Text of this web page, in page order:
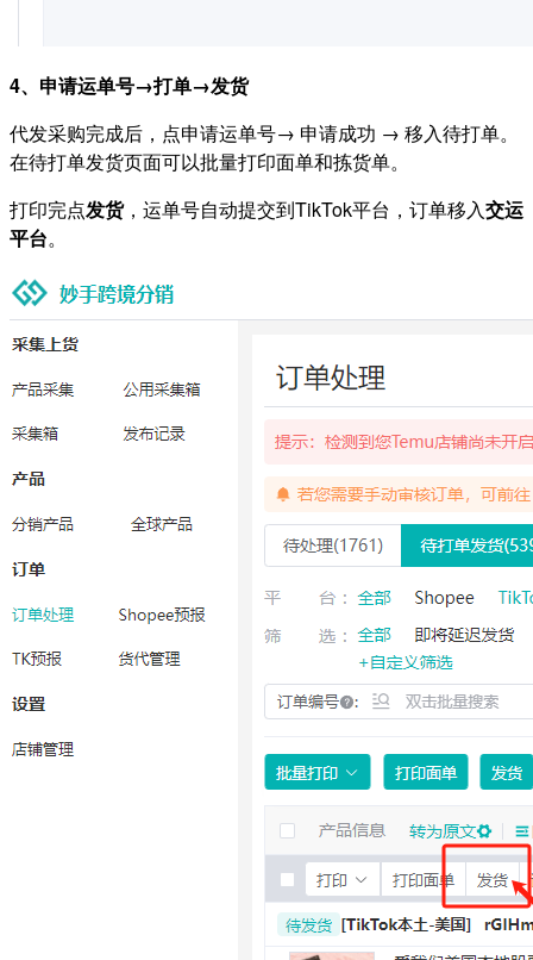
4、申请运单号→打单→发货
代发采购完成后，点申请运单号→ 申请成功 → 移入待打单。
在待打单发货页面可以批量打印面单和拣货单。
打印完点发货，运单号自动提交到TikTok平台，订单移入交运
平台。